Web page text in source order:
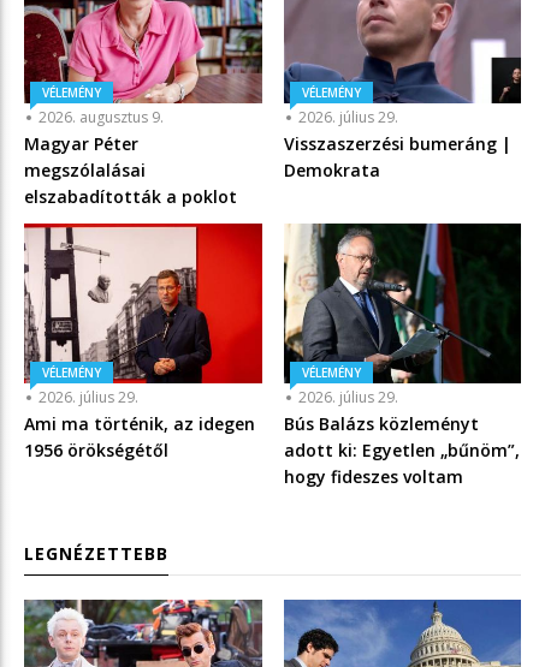
VÉLEMÉNY
2026. augusztus 9.
Magyar Péter
megszólalásai
elszabadították a poklot
VÉLEMÉNY
2026. július 29.
Visszaszerzési bumeráng |
Demokrata
VÉLEMÉNY
2026. július 29.
Ami ma történik, az idegen
1956 örökségétől
VÉLEMÉNY
2026. július 29.
Bús Balázs közleményt
adott ki: Egyetlen „bűnöm”,
hogy fideszes voltam
LEGNÉZETTEBB